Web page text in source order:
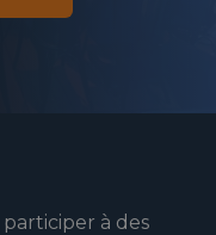
à des